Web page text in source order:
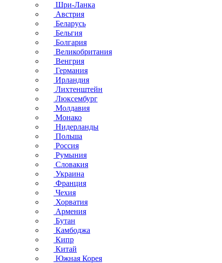
Шри-Ланка
Австрия
Беларусь
Бельгия
Болгария
Великобритания
Венгрия
Германия
Ирландия
Лихтенштейн
Люксембург
Молдавия
Монако
Нидерланды
Польша
Россия
Румыния
Словакия
Украина
Франция
Чехия
Хорватия
Армения
Бутан
Камбоджа
Кипр
Китай
Южная Корея